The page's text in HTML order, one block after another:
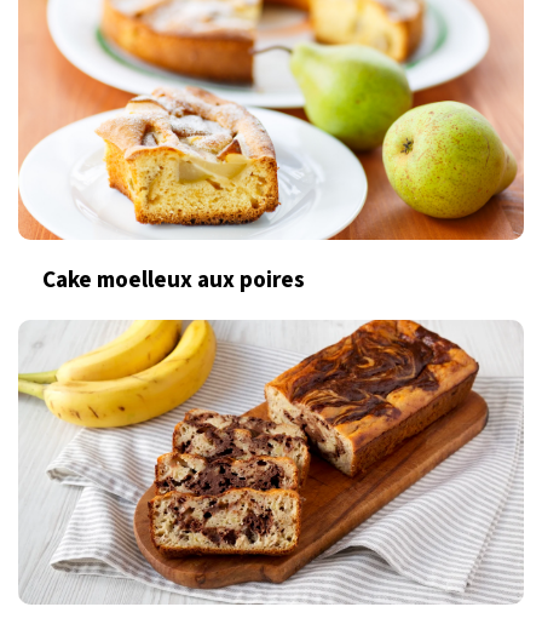
Cake moelleux aux poires